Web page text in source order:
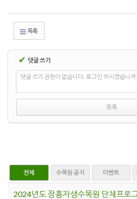
목록
✔ 댓글 쓰기
댓글 쓰기 권한이 없습니다. 로그인 하시겠습니까
전체 수목원 공지 이벤트
2024년도 장흥자생수목원 단체프로